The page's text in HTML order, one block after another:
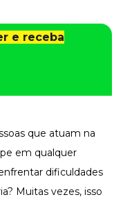
e receba
que atuam na
em qualquer
dificuldades
Muitas vezes, isso